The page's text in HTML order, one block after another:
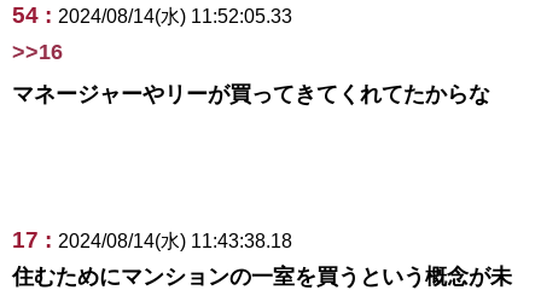
54 : 2024/08/14(水) 11:52:05.33
>>16
マネージャーやリーが買ってきてくれてたからな
17 : 2024/08/14(水) 11:43:38.18
住むためにマンションの一室を買うという概念が未